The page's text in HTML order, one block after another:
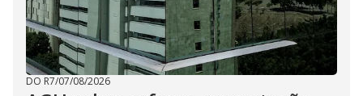
DO R7/07/08/2026